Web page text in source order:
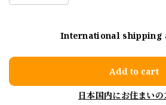
International shipping
Add to cart
日本国内にお住まいの